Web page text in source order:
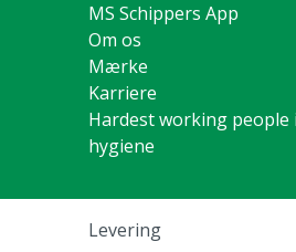
MS Schippers App
Om os
Mærke
Karriere
Hardest working people
hygiene
Levering